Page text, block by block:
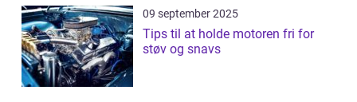
09 september 2025
Tips til at holde motoren fri for
støv og snavs